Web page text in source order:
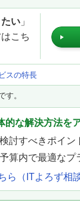
い 」
こち
スの特長
す。
的な解決方法を
検討すべきポイン
予算内で最適なプ
（ITよろず相談